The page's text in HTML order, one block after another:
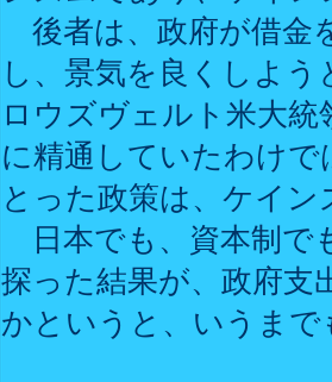
後者は、政府が借金
し、景気を良くしよ
ロウズヴェルト米大
に精通していたわけ
とった政策は、ケイ
日本でも、資本制で
探った結果が、政府支
かというと、いうま